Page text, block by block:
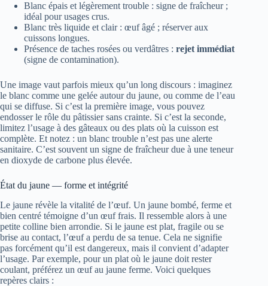
Blanc épais et légèrement trouble : signe de fraîcheur ;
idéal pour usages crus.
Blanc très liquide et clair : œuf âgé ; réserver aux
cuissons longues.
Présence de taches rosées ou verdâtres : rejet immédiat
(signe de contamination).
Une image vaut parfois mieux qu’un long discours : imaginez
le blanc comme une gelée autour du jaune, ou comme de l’eau
qui se diffuse. Si c’est la première image, vous pouvez
endosser le rôle du pâtissier sans crainte. Si c’est la seconde,
limitez l’usage à des gâteaux ou des plats où la cuisson est
complète. Et notez : un blanc trouble n’est pas une alerte
sanitaire. C’est souvent un signe de fraîcheur due à une teneur
en dioxyde de carbone plus élevée.
État du jaune — forme et intégrité
Le jaune révèle la vitalité de l’œuf. Un jaune bombé, ferme et
bien centré témoigne d’un œuf frais. Il ressemble alors à une
petite colline bien arrondie. Si le jaune est plat, fragile ou se
brise au contact, l’œuf a perdu de sa tenue. Cela ne signifie
pas forcément qu’il est dangereux, mais il convient d’adapter
l’usage. Par exemple, pour un plat où le jaune doit rester
coulant, préférez un œuf au jaune ferme. Voici quelques
repères clairs :